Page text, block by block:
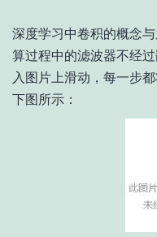
深度学习中卷积的概念
算过程中的滤波器不经
入图片上滑动，每一步
下图所示：